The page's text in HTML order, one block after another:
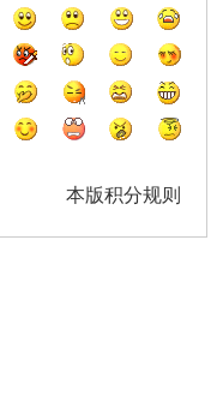
本版积分规则